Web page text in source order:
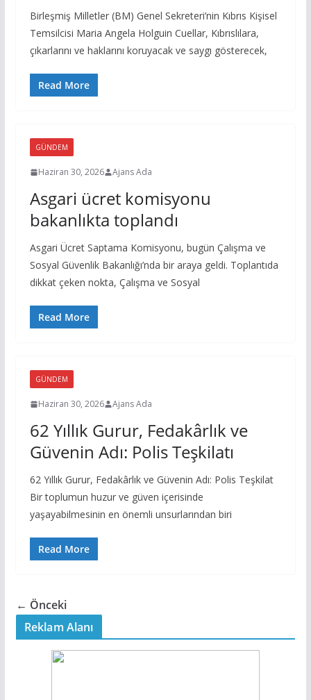
Birleşmiş Milletler (BM) Genel Sekreteri’nin Kıbrıs Kişisel
Temsilcisi Maria Angela Holguin Cuellar, Kıbrıslılara,
çıkarlarını ve haklarını koruyacak ve saygı gösterecek,
Read More
GÜNDEM
Haziran 30, 2026 Ajans Ada
Asgari ücret komisyonu
bakanlıkta toplandı
Asgari Ücret Saptama Komisyonu, bugün Çalışma ve
Sosyal Güvenlik Bakanlığı’nda bir araya geldi. Toplantıda
dikkat çeken nokta, Çalışma ve Sosyal
Read More
GÜNDEM
Haziran 30, 2026 Ajans Ada
62 Yıllık Gurur, Fedakârlık ve
Güvenin Adı: Polis Teşkilatı
62 Yıllık Gurur, Fedakârlık ve Güvenin Adı: Polis Teşkilat
Bir toplumun huzur ve güven içerisinde
yaşayabilmesinin en önemli unsurlarından biri
Read More
← Önceki
Reklam Alanı